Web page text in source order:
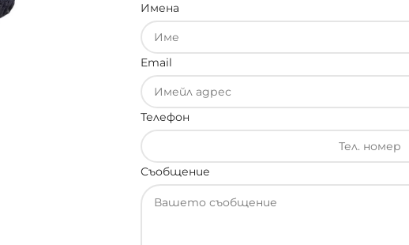
Имена
Email
Телефон
Съобщение